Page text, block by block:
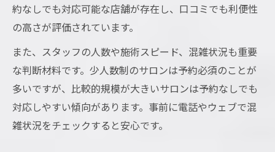
約なしでも対応可能な店舗が存在し、口コミでも利便性
の高さが評価されています。
また、スタッフの人数や施術スピード、混雑状況も重要
な判断材料です。少人数制のサロンは予約必須のことが
多いですが、比較的規模が大きいサロンは予約なしでも
対応しやすい傾向があります。事前に電話やウェブで混
雑状況をチェックすると安心です。